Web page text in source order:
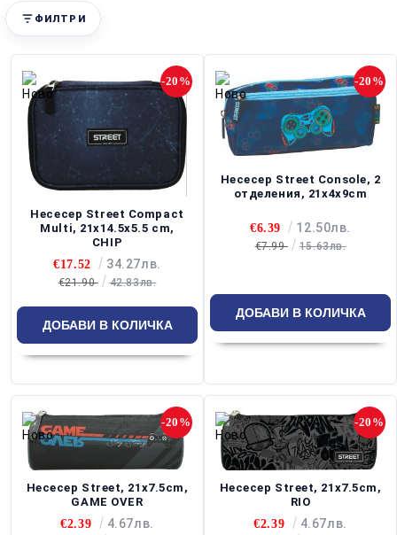
ФИЛТРИ
Несесер Street Compact
Multi, 21x14.5x5.5 cm,
CHIP
-20%
€17.52 34.27лв.
€21.90 42.83лв.
Несесер Street Console, 2
отделения, 21x4x9cm
-20%
€6.39 12.50лв.
€7.99 15.63лв.
Несесер Street, 21x7.5cm,
GAME OVER
-20%
€2.39 4.67лв.
Несесер Street, 21x7.5cm,
RIO
-20%
€2.39 4.67лв.